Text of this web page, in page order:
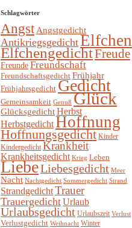
Schlagwörter
Angst Angstgedicht
AntikriegsgedichtElfchen
ElfchengedichtFreude
FreundeFreundschaft
Freundschaftsgedicht Frühjahr
Frühjahrsgedicht Gedicht
Gemeinsamkeit Genuß Glück
GlücksgedichtHerbst
HerbstgedichtHoffnung
Hoffnungsgedicht Kinder
Kindergedicht Krankheit
Krankheitsgedicht Krieg Leben
LiebeLiebesgedicht Meer
Nacht Nachtgedicht Sommergedicht Strand
StrandgedichtTrauer
TrauergedichtUrlaub
Urlaubsgedicht Urlaubszeit Verlust
Verlustgedicht Weihnacht Winter